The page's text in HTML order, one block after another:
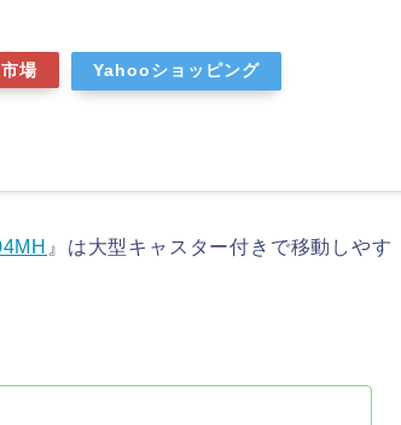
場 Yahooショッピング
』は大型キャスター付きで移動しやす